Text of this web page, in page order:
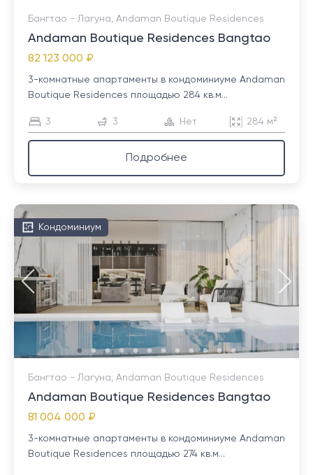
Бангтао - Лагуна, Andaman Boutique Residences
Andaman Boutique Residences Bangtao
82 123 000 ₽
3-комнатные апартаменты в кондоминиуме Andaman
Boutique Residences площадью 284 кв.м...
3 3 Нет 284 м²
Подробнее
Кондоминиум
Бангтао - Лагуна, Andaman Boutique Residences
Andaman Boutique Residences Bangtao
81 004 000 ₽
3-комнатные апартаменты в кондоминиуме Andaman
Boutique Residences площадью 274 кв.м...